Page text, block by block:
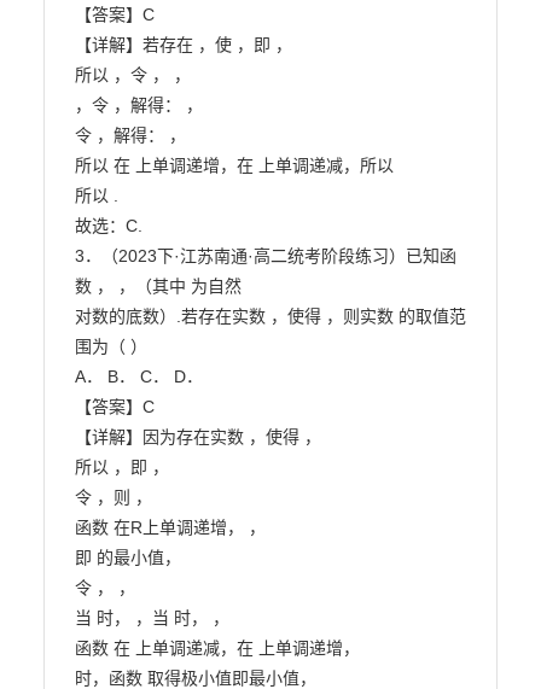
【答案】C
【详解】若存在 ，使 ，即 ，
所以 ，令 ， ，
，令 ，解得： ，
令 ，解得： ，
所以 在 上单调递增，在 上单调递减，所以
所以 .
故选：C.
3．（2023下·江苏南通·高二统考阶段练习）已知函
数 ， ，（其中 为自然
对数的底数）.若存在实数 ，使得 ，则实数 的取值范
围为（ ）
A． B． C． D．
【答案】C
【详解】因为存在实数 ，使得 ，
所以 ，即 ，
令 ，则 ，
函数 在R上单调递增， ，
即 的最小值，
令 ， ，
当 时， ，当 时， ，
函数 在 上单调递减，在 上单调递增，
时，函数 取得极小值即最小值，